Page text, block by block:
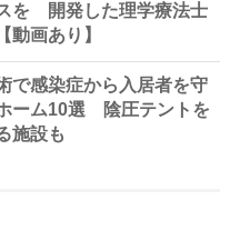
を 開発した理学療法士
動画あり】
で感染症から入居者を守
ーム10選 陰圧テントを
施設も